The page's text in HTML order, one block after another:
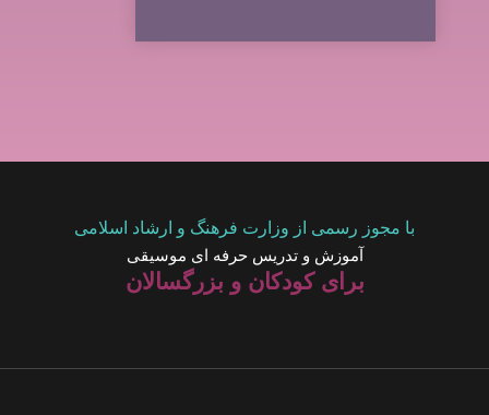
با مجوز رسمی از وزارت فرهنگ و ارشاد اسلامی
آموزش و تدریس حرفه ای موسیقی
برای کودکان و بزرگسالان